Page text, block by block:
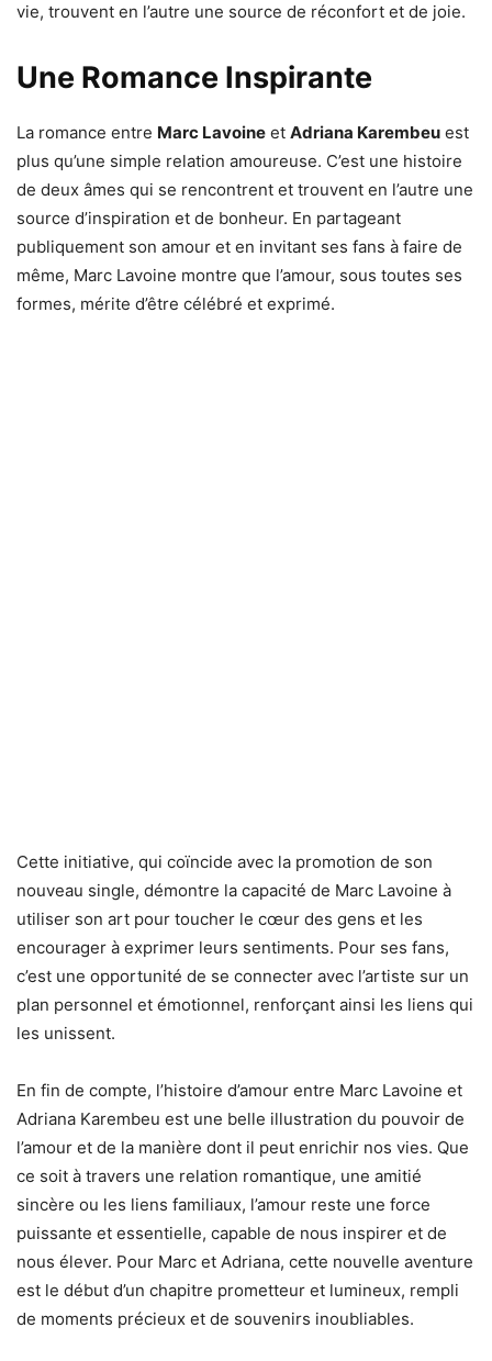
vie, trouvent en l’autre une source de réconfort et de joie.
Une Romance Inspirante
La romance entre Marc Lavoine et Adriana Karembeu est
plus qu’une simple relation amoureuse. C’est une histoire
de deux âmes qui se rencontrent et trouvent en l’autre une
source d’inspiration et de bonheur. En partageant
publiquement son amour et en invitant ses fans à faire de
même, Marc Lavoine montre que l’amour, sous toutes ses
formes, mérite d’être célébré et exprimé.
Cette initiative, qui coïncide avec la promotion de son
nouveau single, démontre la capacité de Marc Lavoine à
utiliser son art pour toucher le cœur des gens et les
encourager à exprimer leurs sentiments. Pour ses fans,
c’est une opportunité de se connecter avec l’artiste sur un
plan personnel et émotionnel, renforçant ainsi les liens qui
les unissent.
En fin de compte, l’histoire d’amour entre Marc Lavoine et
Adriana Karembeu est une belle illustration du pouvoir de
l’amour et de la manière dont il peut enrichir nos vies. Que
ce soit à travers une relation romantique, une amitié
sincère ou les liens familiaux, l’amour reste une force
puissante et essentielle, capable de nous inspirer et de
nous élever. Pour Marc et Adriana, cette nouvelle aventure
est le début d’un chapitre prometteur et lumineux, rempli
de moments précieux et de souvenirs inoubliables.